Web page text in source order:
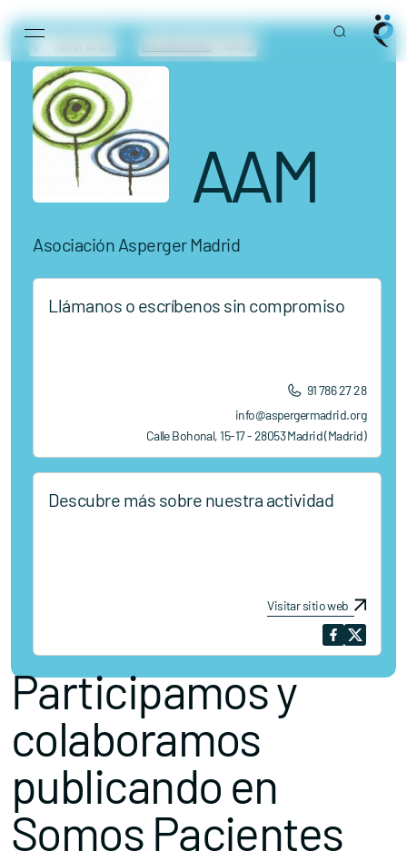
Main Navigation
AAM
Asociación Asperger Madrid
Llámanos o escríbenos sin compromiso
91 786 27 28
info@aspergermadrid.org
Calle Bohonal, 15-17 - 28053 Madrid (Madrid)
Descubre más sobre nuestra actividad
Visitar sitio web
Participamos y
colaboramos
publicando en
Somos Pacientes